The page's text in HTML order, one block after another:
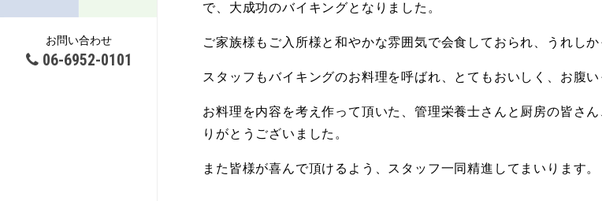
お問い合わせ
06-6952-0101
で、大成功のバイキングとなりました。
ご家族様もご入所様と和やかな雰囲気で会食しておられ、うれしか
スタッフもバイキングのお料理を呼ばれ、とてもおいしく、お腹い
お料理を内容を考え作って頂いた、管理栄養士さんと厨房の皆さ
りがとうございました。
また皆様が喜んで頂けるよう、スタッフ一同精進してまいります。